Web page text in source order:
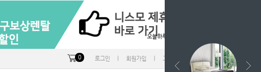
오늘하루 열지않음
0 로그인 회원가입 고객센터 ㅣ 마이페이지